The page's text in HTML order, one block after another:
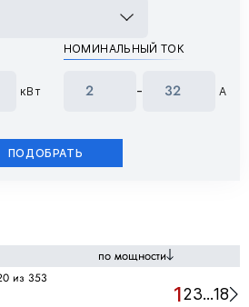
кВт
НОМИНАЛЬНЫЙ ТОК
- A
ПОДОБРАТЬ
по мощности
из 353
123...18